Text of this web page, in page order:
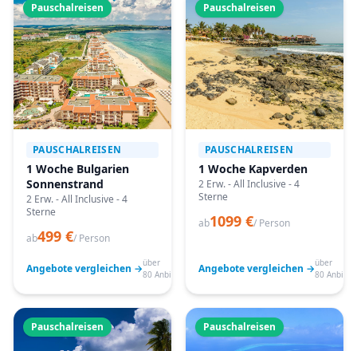
Pauschalreisen
PAUSCHALREISEN
1 Woche Bulgarien
Sonnenstrand
2 Erw. - All Inclusive - 4
Sterne
ab499 €/ Person
Angebote vergleichen →über
80 Anbieter
Pauschalreisen
PAUSCHALREISEN
1 Woche Kapverden
2 Erw. - All Inclusive - 4
Sterne
ab1099 €/ Person
Angebote vergleichen →über
80
Pauschalreisen Pauschalreisen